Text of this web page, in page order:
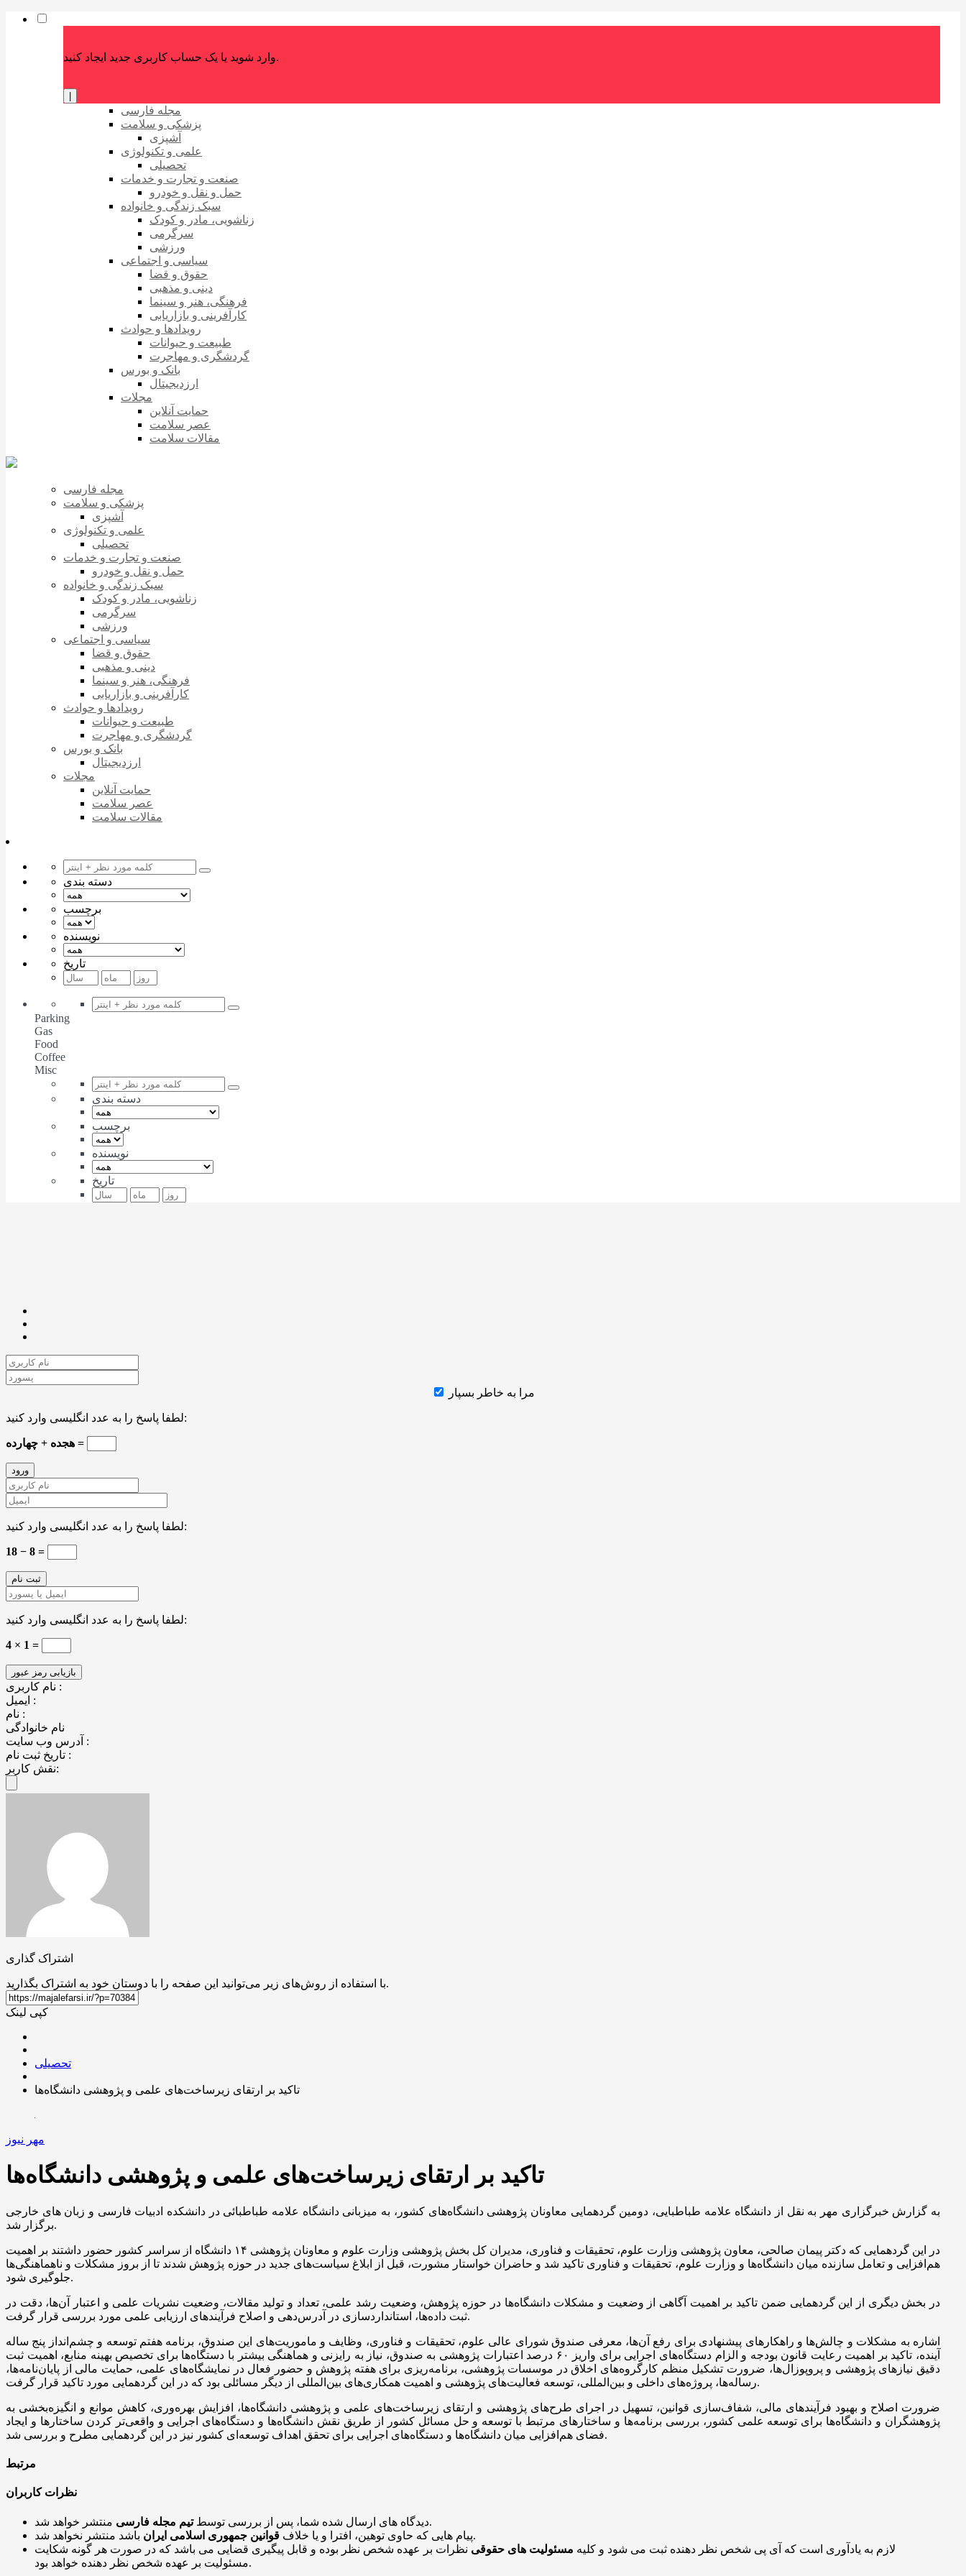
وارد شوید یا یک حساب کاربری جدید ایجاد کنید.
مجله فارسی
پزشکی و سلامت
آشپزی
علمی و تکنولوژی
تحصیلی
صنعت و تجارت و خدمات
حمل و نقل و خودرو
سبک زندگی و خانواده
زناشویی، مادر و کودک
سرگرمی
ورزشی
سیاسی و اجتماعی
حقوق و قضا
دینی و مذهبی
فرهنگی، هنر و سینما
کارآفرینی و بازاریابی
رویدادها و حوادث
طبیعت و حیوانات
گردشگری و مهاجرت
بانک و بورس
ارزدیجیتال
مجلات
حمایت آنلاین
عصر سلامت
مقالات سلامت
مجله فارسی
پزشکی و سلامت
آشپزی
علمی و تکنولوژی
تحصیلی
صنعت و تجارت و خدمات
حمل و نقل و خودرو
سبک زندگی و خانواده
زناشویی، مادر و کودک
سرگرمی
ورزشی
سیاسی و اجتماعی
حقوق و قضا
دینی و مذهبی
فرهنگی، هنر و سینما
کارآفرینی و بازاریابی
رویدادها و حوادث
طبیعت و حیوانات
گردشگری و مهاجرت
بانک و بورس
ارزدیجیتال
مجلات
حمایت آنلاین
عصر سلامت
مقالات سلامت
دسته بندی
برچسب
نویسنده
تاریخ
Parking
Gas
Food
Coffee
Misc
دسته بندی
برچسب
نویسنده
تاریخ
مرا به خاطر بسپار
لطفا پاسخ را به عدد انگلیسی وارد کنید:
هجده + چهارده =
لطفا پاسخ را به عدد انگلیسی وارد کنید:
18 − 8 =
لطفا پاسخ را به عدد انگلیسی وارد کنید:
4 × 1 =
نام کاربری :
ایمیل :
نام :
نام خانوادگی
آدرس وب سایت :
تاریخ ثبت نام :
نقش کاربر:
اشتراک گذاری
با استفاده از روش‌های زیر می‌توانید این صفحه را با دوستان خود به اشتراک بگذارید.
کپی لینک
تحصیلی
تاکید بر ارتقای زیرساخت‌های علمی و پژوهشی دانشگاه‌ها
مهر نیوز
تاکید بر ارتقای زیرساخت‌های علمی و پژوهشی دانشگاه‌ها
به گزارش خبرگزاری مهر به نقل از دانشگاه علامه طباطبایی، دومین گردهمایی معاونان پژوهشی دانشگاه‌های کشور، به میزبانی دانشگاه علامه طباطبائی در دانشکده ادبیات فارسی و زبان های خارجی
برگزار شد.
در این گردهمایی که دکتر پیمان صالحی، معاون پژوهشی وزارت علوم، تحقیقات و فناوری، مدیران کل بخش پژوهشی وزارت علوم و معاونان پژوهشی ۱۴ دانشگاه از سراسر کشور حضور داشتند بر اهمیت
هم‌افزایی و تعامل سازنده میان دانشگاه‌ها و وزارت علوم، تحقیقات و فناوری تاکید شد و حاضران خواستار مشورت، قبل از ابلاغ سیاست‌های جدید در حوزه پژوهش شدند تا از بروز مشکلات و ناهماهنگی‌ها
جلوگیری شود.
در بخش دیگری از این گردهمایی ضمن تاکید بر اهمیت آگاهی از وضعیت و مشکلات دانشگاه‌ها در حوزه پژوهش، وضعیت رشد علمی، تعداد و تولید مقالات، وضعیت نشریات علمی و اعتبار آن‌ها، دقت در
ثبت داده‌ها، استانداردسازی در آدرس‌دهی و اصلاح فرآیندهای ارزیابی علمی مورد بررسی قرار گرفت.
اشاره به مشکلات و چالش‌ها و راهکارهای پیشنهادی برای رفع آن‌ها، معرفی صندوق شورای عالی علوم، تحقیقات و فناوری، وظایف و ماموریت‌های این صندوق، برنامه هفتم توسعه و چشم‌انداز پنج ساله
آینده، تاکید بر اهمیت رعایت قانون بودجه و الزام دستگاه‌های اجرایی برای واریز ۶۰ درصد اعتبارات پژوهشی به صندوق، نیاز به رایزنی و هماهنگی بیشتر با دستگاه‌ها برای تخصیص بهینه منابع، اهمیت ثبت
دقیق نیازهای پژوهشی و پروپوزال‌ها، ضرورت تشکیل منظم کارگروه‌های اخلاق در موسسات پژوهشی، برنامه‌ریزی برای هفته پژوهش و حضور فعال در نمایشگاه‌های علمی، حمایت مالی از پایان‌نامه‌ها،
رساله‌ها، پروژه‌های داخلی و بین‌المللی، توسعه فعالیت‌های پژوهشی و اهمیت همکاری‌های بین‌المللی از دیگر مسائلی بود که در این گردهمایی مورد تاکید قرار گرفت.
ضرورت اصلاح و بهبود فرآیندهای مالی، شفاف‌سازی قوانین، تسهیل در اجرای طرح‌های پژوهشی و ارتقای زیرساخت‌های علمی و پژوهشی دانشگاه‌ها، افزایش بهره‌وری، کاهش موانع و انگیزه‌بخشی به
پژوهشگران و دانشگاه‌ها برای توسعه علمی کشور، بررسی برنامه‌ها و ساختارهای مرتبط با توسعه و حل مسائل کشور از طریق نقش دانشگاه‌ها و دستگاه‌های اجرایی و واقعی‌تر کردن ساختارها و ایجاد
فضای هم‌افزایی میان دانشگاه‌ها و دستگاه‌های اجرایی برای تحقق اهداف توسعه‌ای کشور نیز در این گردهمایی مطرح و بررسی شد.
مرتبط
نظرات کاربران
دیدگاه های ارسال شده شما، پس از بررسی توسطتیم مجله فارسی
منتشر خواهد شد.
پیام هایی که حاوی توهین، افترا و یا خلاف قوانین جمهوری اسلامی ایران
باشد منتشر نخواهد شد.
لازم به یادآوری است که آی پی شخص نظر دهنده ثبت می شود و کلیه مسئولیت های حقوقی نظرات بر عهده شخص نظر بوده و قابل پیگیری قضایی می باشد که در صورت هر گونه شکایت
مسئولیت بر عهده شخص نظر دهنده خواهد بود.